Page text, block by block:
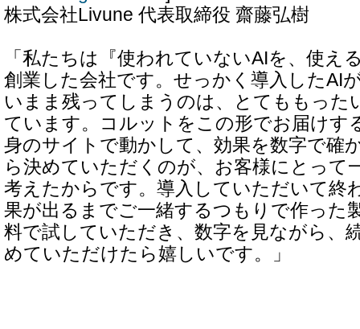
株式会社Livune 代表取締役 齋藤弘樹
「私たちは『使われていないAIを、使え
創業した会社です。せっかく導入したAI
いまま残ってしまうのは、とてももった
ています。コルットをこの形でお届けす
身のサイトで動かして、効果を数字で確
ら決めていただくのが、お客様にとって
考えたからです。導入していただいて終
果が出るまでご一緒するつもりで作った
料で試していただき、数字を見ながら、
めていただけたら嬉しいです。」